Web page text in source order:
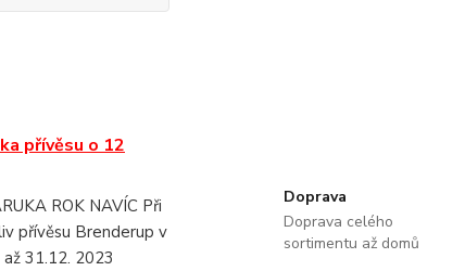
přívěsu o 12
ROK NAVÍC Při
přívěsu Brenderup v
31.12. 2023
Doprava
Doprava celého
sortimentu až domů